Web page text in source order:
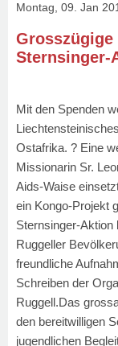
Montag, 09. Jan
Sternsinger-
Mit den Spenden
Ostafrika. ? Eine
Missionarin Sr.
Aids-Waise
ein Kongo-Projekt
Sternsinger-Aktion
Ruggeller
freundliche
Schreiben der
Ruggell.Das
den bereitwilligen
jugendlichen